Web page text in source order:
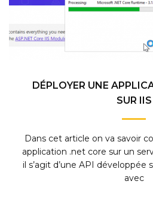
DÉPLOYER UNE
SUR IIS
Dans cet article on va savoir
application .net core sur un
il s’agit d’une API développée
avec